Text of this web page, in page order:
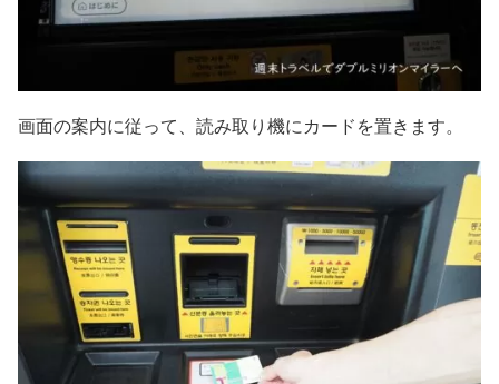
画面の案内に従って、読み取り機にカードを置きます。